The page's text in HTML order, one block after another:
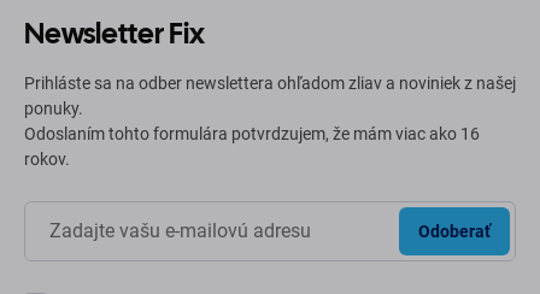
Newsletter Fix
Prihláste sa na odber newslettera ohľadom zliav a noviniek z našej
ponuky.
Odoslaním tohto formulára potvrdzujem, že mám viac ako 16
rokov.
Odoberať